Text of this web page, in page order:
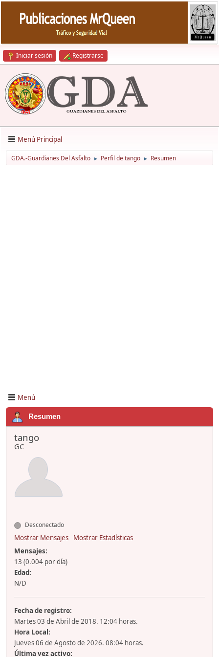
Iniciar sesión Registrarse
Menú Principal
GDA.-Guardianes Del Asfalto ► Perfil de tango ► Resumen
Menú
Resumen
tango
GC
Desconectado
Mostrar Mensajes
Mostrar Estadísticas
Mensajes:
13 (0.004 por día)
Edad:
N/D
Fecha de registro:
Martes 03 de Abril de 2018. 12:04 horas.
Hora Local:
Jueves 06 de Agosto de 2026. 08:04 horas.
Última vez activo: